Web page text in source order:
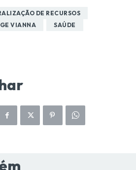
DE RECURSOS
VIANNA SAÚDE